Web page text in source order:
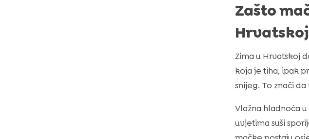
Zašto
Hrvatskoj
Zima u Hrvatskoj
koja je tiha, ipak
snijeg. To znači
Vlažna hladnoća
uvjetima suši